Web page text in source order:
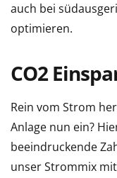
auch bei
optimieren.
CO2
Rein vom Strom
Anlage nun ein?
beeindruckende
unser Strommix